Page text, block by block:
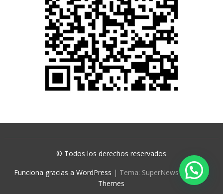
© Todos los derechos reservados
Funciona gracias a WordPress | Tema: SuperNews deAcme
Themes